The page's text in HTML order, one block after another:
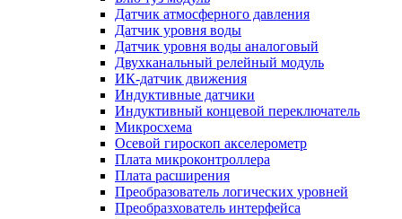
Датчик атмосферного давления
Датчик уровня воды
Датчик уровня воды аналоговый
Двухканальный релейный модуль
ИК-датчик движения
Индуктивные датчики
Индуктивный концевой переключатель
Микросхема
Осевой гироскоп акселерометр
Плата микроконтроллера
Плата расширения
Преобразователь логических уровней
Преобразхователь интерфейса